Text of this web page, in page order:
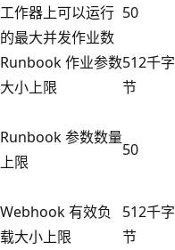
工作器上可以运行
的最大并发作业数
50
Runbook 作业参数
大小上限
512千字
节
Runbook 参数数量
上限
50
Webhook 有效负
载大小上限
512千字
节